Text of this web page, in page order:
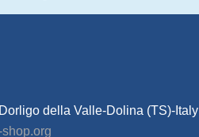
della Valle-Dolina (TS)-Italy